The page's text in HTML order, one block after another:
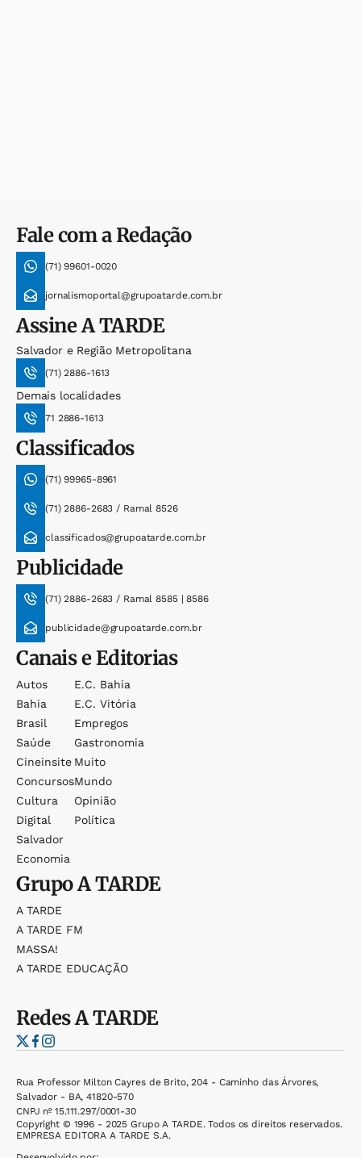
Fale com a Redação
(71) 99601-0020
jornalismoportal@grupoatarde.com.br
AssineA TARDE
Salvador e Região Metropolitana
(71) 2886-1613
Demais localidades
71 2886-1613
Classificados
(71) 99965-8961
(71) 2886-2683 / Ramal 8526
classificados@grupoatarde.com.br
Publicidade
(71) 2886-2683 / Ramal 8585 | 8586
publicidade@grupoatarde.com.br
Canais e Editorias
Autos
Bahia
Brasil
Saúde
Cineinsite
Concursos
Cultura
Digital
Salvador
Economia
E.c. Bahia
E.c. Vitória
Empregos
Gastronomia
Muito
Mundo
Opinião
Política
GrupoA TARDE
A TARDE
A TARDE FM
MASSA!
A TARDE EDUCAÇÃO
RedesA TARDE
Rua Professor Milton Cayres de Brito, 204 - Caminho das Árvores,
Salvador - BA, 41820-570
CNPJ nº 15.111.297/0001-30
Copyright © 1996 - 2025 Grupo A TARDE. Todos os direitos reservados.
EMPRESA EDITORA A TARDE S.A.